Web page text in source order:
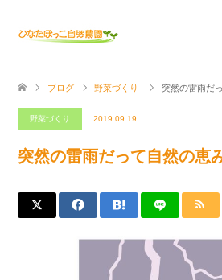
ブログ 野菜づくり 突然の雷雨だ
野菜づくり 2019.09.19
突然の雷雨だって自然の恵